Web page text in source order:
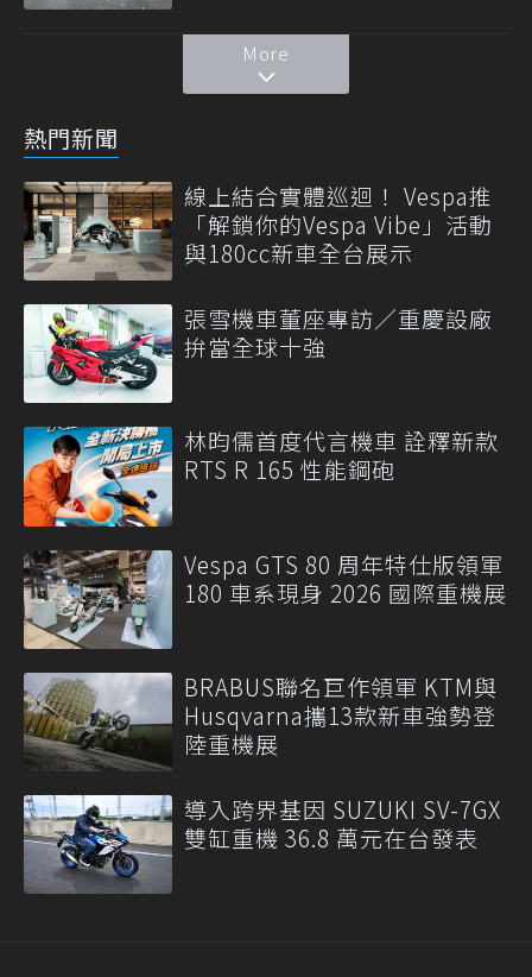
More
熱門新聞
線上結合實體巡迴！ Vespa推
「解鎖你的Vespa Vibe」活動
與180cc新車全台展示
張雪機車董座專訪／重慶設廠
拚當全球十強
林昀儒首度代言機車 詮釋新款
RTS R 165 性能鋼砲
Vespa GTS 80 周年特仕版領軍
180 車系現身 2026 國際重機展
BRABUS聯名巨作領軍 KTM與
Husqvarna攜13款新車強勢登
陸重機展
導入跨界基因 SUZUKI SV-7GX
雙缸重機 36.8 萬元在台發表